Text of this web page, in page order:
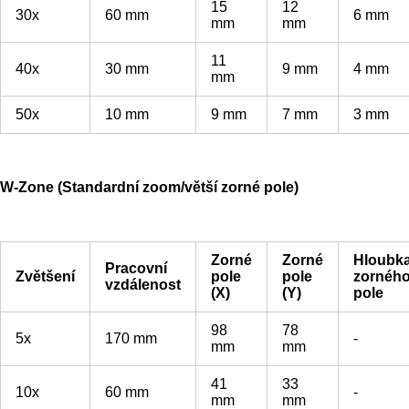
30x 60 mm
15
mm
12
mm
6 mm
40x 30 mm
11
mm
9 mm 4 mm
50x 10 mm 9 mm 7 mm 3 mm
W-Zone (Standardní zoom/větší zorné pole)
Zvětšení
Pracovní
vzdálenost
Zorné
pole
(X)
Zorné
pole
(Y)
pole
5x 170 mm
98
mm
78
mm
-
10x 60 mm
41
mm
33
mm
-